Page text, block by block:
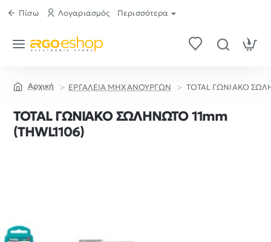
Πίσω Λογαριασμός Περισσότερα
ΕΡΓΑΛΕΙΑ ΜΗΧΑΝΟΥΡΓΩΝ TOTAL ΓΩΝΙΑΚΟ
TOTAL ΓΩΝΙΑΚΟ ΣΩΛΗΝΩΤΟ 11mm
(THWL1106)